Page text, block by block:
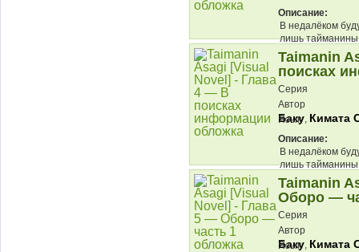
Описание:
В недалёком
лишь
противостоять
Taimanin
поисках
Серия
Автор
Баку, Кимата
Язык
Описание:
В недалёком
лишь
противостоять
Taimanin
Оборо —
Серия
Автор
Баку, Кимата
Язык